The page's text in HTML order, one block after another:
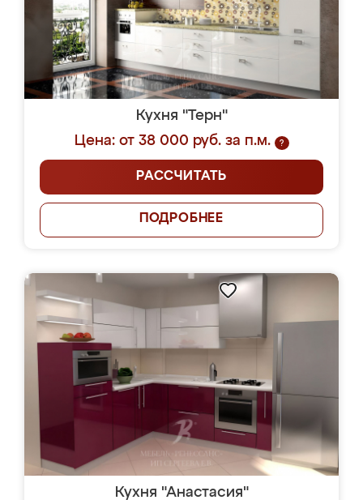
Кухня "Терн"
Цена: от 38 000 руб. за п.м.
?
РАССЧИТАТЬ
ПОДРОБНЕЕ
Кухня "Анастасия"